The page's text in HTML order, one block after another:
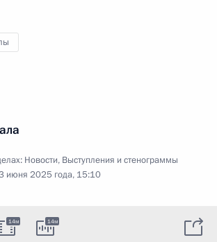
Новости, Выступления и стенограммы
июня 2025 года, 15:10
14м 14м